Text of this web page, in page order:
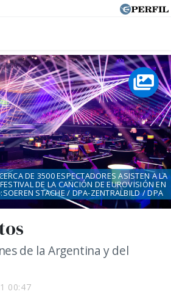
00:47
de la Argentina y del
DE 3500 ESPECTADORES ASISTEN A LA
DE LA CANCIÓN DE EUROVISIÓN EN
STACHE / DPA-ZENTRALBILD / DPA